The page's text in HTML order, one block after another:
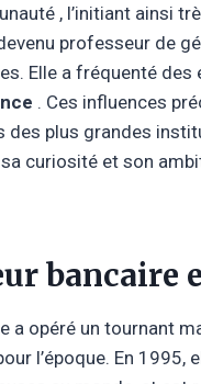
, l’initiant ainsi
professeur de
Elle a fréquenté
. Ces influences
des plus grandes
curiosité et son
bancaire
a opéré un tournant
l’époque. En 1995,